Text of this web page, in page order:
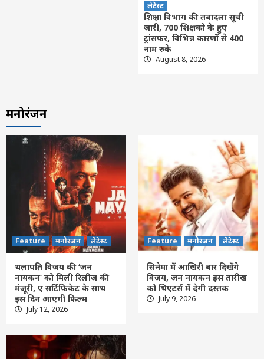
लेटेस्ट
शिक्षा विभाग की तबादला सूची
जारी, 700 शिक्षको के हुए
ट्रांसफर, विभिन्न कारणों से 400
नाम रुके
August 8, 2026
मनोरंजन
Feature मनोरंजन लेटेस्ट
थलापति विजय की ‘जन
नायकन’ को मिली रिलीज की
मंजूरी, ए सर्टिफिकेट के साथ
इस दिन आएगी फिल्म
July 12, 2026
Feature मनोरंजन लेटेस्ट
सिनेमा में आखिरी बार दिखेंगे
विजय, जन नायकन इस तारीख
को थिएटर्स में देगी दस्तक
July 9, 2026
Feature